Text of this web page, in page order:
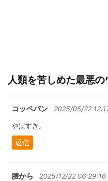
人類を苦しめた最悪
コッペパン 2025/05/22
やばすぎ。
返信
腰から 2025/12/22 06:29:16